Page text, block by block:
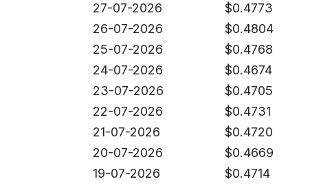
27-07-2026
$0.4773
26-07-2026
$0.4804
25-07-2026
$0.4768
24-07-2026
$0.4674
23-07-2026
$0.4705
22-07-2026
$0.4731
21-07-2026
$0.4720
20-07-2026
$0.4669
19-07-2026
$0.4714